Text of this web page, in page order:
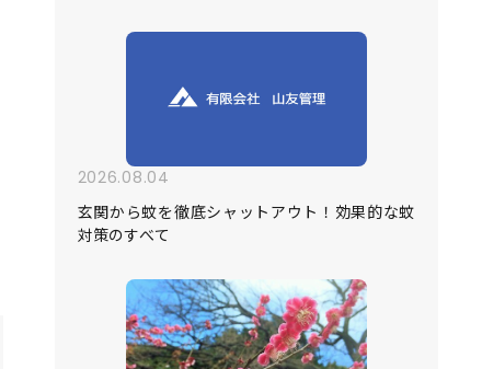
2026.08.04
玄関から蚊を徹底シャットアウト！効果的な蚊
対策のすべて